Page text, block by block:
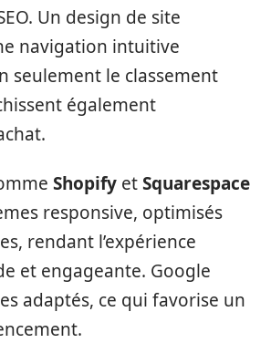
Un design de site
navigation intuitive
seulement le classement
également
Shopify etSquarespace
responsive, optimisés
rendant l’expérience
et engageante. Google
adaptés, ce qui favorise un